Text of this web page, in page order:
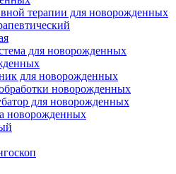
терапии для новорожденных
для новорожденных
для новорожденных
новорожденных
для новорожденных
новорожденных